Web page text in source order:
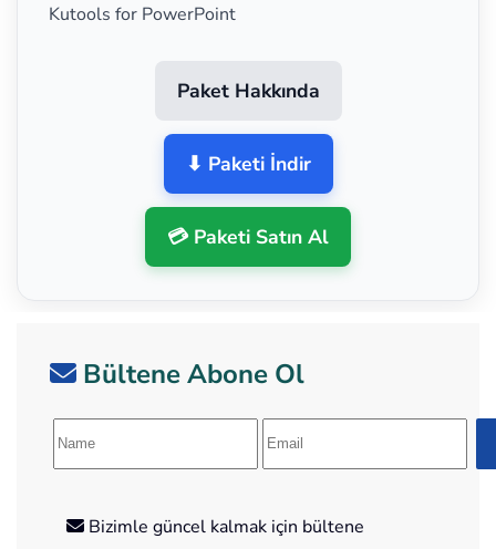
Kutools for PowerPoint
Paket Hakkında
⬇ Paketi İndir
💳 Paketi Satın Al
Bültene Abone Ol
Bizimle güncel kalmak için bültene